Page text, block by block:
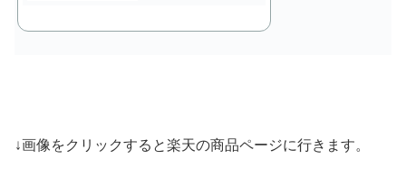
↓画像をクリックすると楽天の商品ページに行きます。